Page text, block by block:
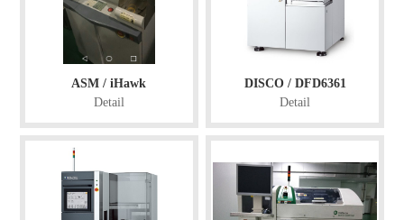
ASM / iHawk
Detail
DISCO / DFD6361
Detail